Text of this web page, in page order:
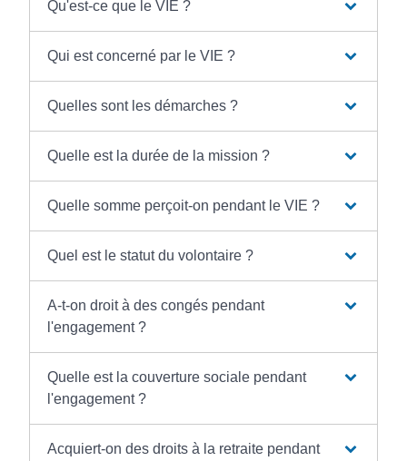
Qu'est-ce que le VIE ?
Qui est concerné par le VIE ?
Quelles sont les démarches ?
Quelle est la durée de la mission ?
Quelle somme perçoit-on pendant le VIE ?
Quel est le statut du volontaire ?
A-t-on droit à des congés pendant
l'engagement ?
Quelle est la couverture sociale pendant
l'engagement ?
Acquiert-on des droits à la retraite pendant